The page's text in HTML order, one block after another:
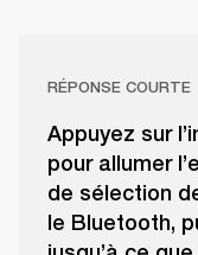
RÉPONSE COURTE
Appuyez sur
pour allumer
de sélection
le Bluetooth,